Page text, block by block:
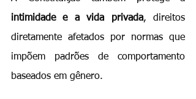
intimidade e a vida privada, direitos
diretamente afetados por normas que
impõem padrões de comportamento
baseados em gênero.